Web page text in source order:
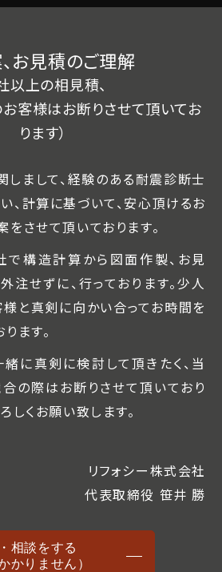
お見積のご理解
以上の相見積、
客様はお断りさせて頂いてお
ります）
しまして、経験のある耐震診断士
、計算に基づいて、安心頂けるお
させて頂いております。
で構造計算から図面作製、お見
注せずに、行っております。少人
様と真剣に向かい合ってお時間を
ます。
に真剣に検討して頂きたく、当
の際はお断りさせて頂いており
しくお願い致します。
リフォシー株式会社
代表取締役 笹井 勝
相談をする
かりません）